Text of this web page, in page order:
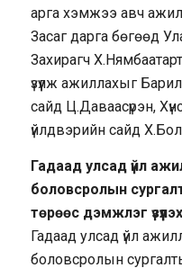
арга хэмжээ авч
Засаг дарга бөгөөд
Захирагч
үзүүлж ажиллахыг
сайд Ц.Даваасүрэн,
үйлдвэрийн сайд
Гадаад улсад үйл
боловсролын
төрөөс дэмжлэг
Гадаад улсад үйл
боловсролын